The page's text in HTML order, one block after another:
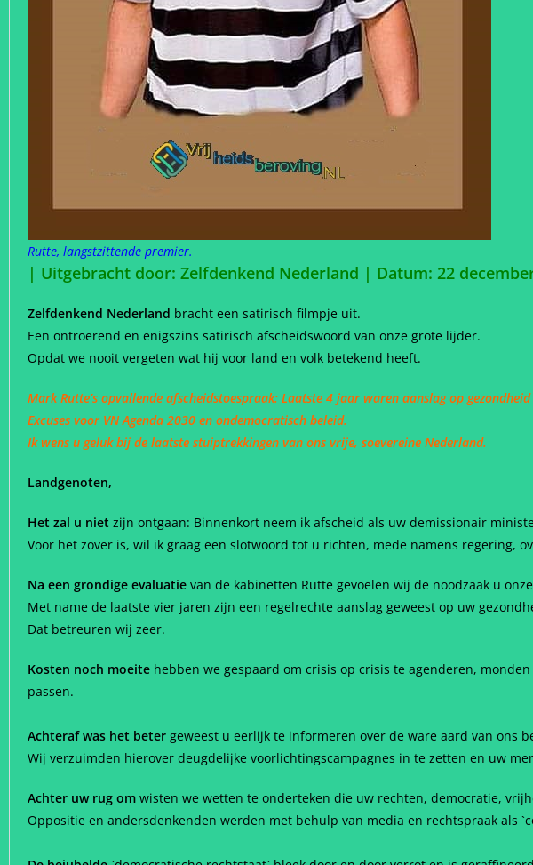
Rutte, langstzittende premier.
| Uitgebracht door: Zelfdenkend Nederland | Datum: 22
Zelfdenkend Nederland bracht een satirisch filmpje uit.
Een ontroerend en enigszins satirisch afscheidswoord van onze grote lijder.
Opdat we nooit vergeten wat hij voor land en volk betekend heeft.
Mark Rutte’s opvallende afscheidstoespraak: Laatste 4 jaar waren aanslag op
Excuses voor VN Agenda 2030 en ondemocratisch beleid.
Ik wens u geluk bij de laatste stuiptrekkingen van ons vrije, soevereine Nederland.
Landgenoten,
Het zal u niet zijn ontgaan: Binnenkort neem ik afscheid als uw demissionair
Voor het zover is, wil ik graag een slotwoord tot u richten, mede namens regering,
Na een grondige evaluatie van de kabinetten Rutte gevoelen wij de noodzaak u
Met name de laatste vier jaren zijn een regelrechte aanslag geweest op uw
Dat betreuren wij zeer.
Kosten noch moeite hebben we gespaard om crisis op crisis te agenderen,
passen.
Achteraf was het beter geweest u eerlijk te informeren over de ware aard van ons
Wij verzuimden hierover deugdelijke voorlichtingscampagnes in te zetten en uw
Achter uw rug om wisten we wetten te onderteken die uw rechten, democratie,
Oppositie en andersdenkenden werden met behulp van media en rechtspraak als